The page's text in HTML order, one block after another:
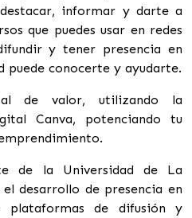
informar y darte a
que puedes usar en redes
y tener presencia en
puede conocerte y ayudarte.
de valor, utilizando la
Canva, potenciando tu
de la Universidad de La
desarrollo de presencia en
plataformas de difusión y